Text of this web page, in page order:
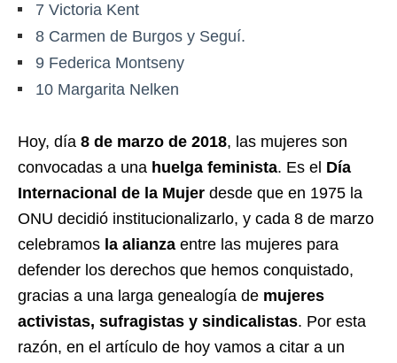
7 Victoria Kent
8 Carmen de Burgos y Seguí.
9 Federica Montseny
10 Margarita Nelken
Hoy, día 8 de marzo de 2018, las mujeres son
convocadas a una huelga feminista. Es el Día
Internacional de la Mujer desde que en 1975 la
ONU decidió institucionalizarlo, y cada 8 de marzo
celebramos la alianza entre las mujeres para
defender los derechos que hemos conquistado,
gracias a una larga genealogía de mujeres
activistas, sufragistas y sindicalistas. Por esta
razón, en el artículo de hoy vamos a citar a un